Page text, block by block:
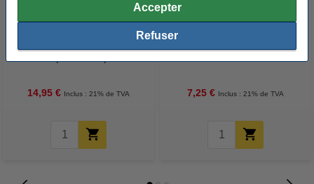
Accepter
Refuser
Penlite piles AA 24 pièces
14,95 € Inclus : 21% de TVA
ramette de 500 feuilles A4 - 80
7,25 € Inclus : 21% de TVA